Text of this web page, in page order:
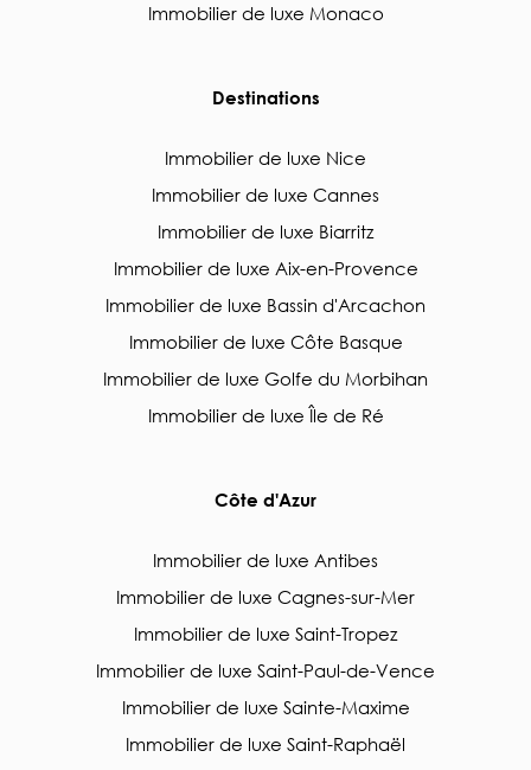
Immobilier de luxe Monaco
Destinations
Immobilier de luxe Nice
Immobilier de luxe Cannes
Immobilier de luxe Biarritz
Immobilier de luxe Aix-en-Provence
Immobilier de luxe Bassin d'Arcachon
Immobilier de luxe Côte Basque
Immobilier de luxe Golfe du Morbihan
Immobilier de luxe Île de Ré
Côte d'Azur
Immobilier de luxe Antibes
Immobilier de luxe Cagnes-sur-Mer
Immobilier de luxe Saint-Tropez
Immobilier de luxe Saint-Paul-de-Vence
Immobilier de luxe Sainte-Maxime
Immobilier de luxe Saint-Raphaël